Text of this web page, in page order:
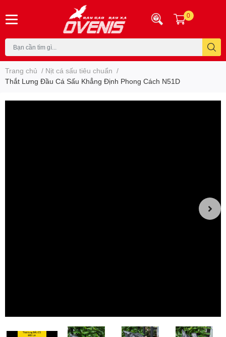
0
Trang chủ / Nịt cá sấu tiêu chuẩn /
Thắt Lưng Đầu Cá Sấu Khẳng Định Phong Cách N51D